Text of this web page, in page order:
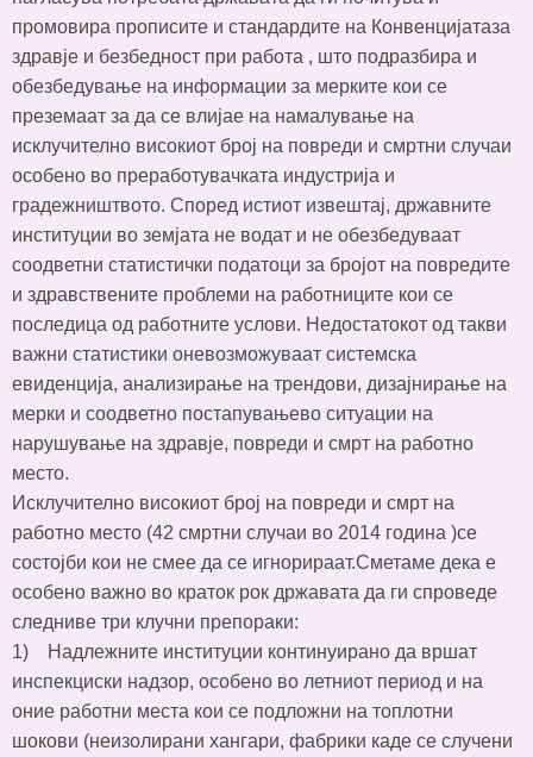
промовира прописите и стандардите на Конвенцијатаза
здравје и безбедност при работа , што подразбира и
обезбедување на информации за мерките кои се
преземаат за да се влијае на намалување на
исклучително високиот број на повреди и смртни случаи
особено во преработувачката индустрија и
градежништвото. Според истиот извештај, државните
институции во земјата не водат и не обезбедуваат
соодветни статистички податоци за бројот на повредите
и здравствените проблеми на работниците кои се
последица од работните услови. Недостатокот од такви
важни статистики оневозможуваат системска
евиденција, анализирање на трендови, дизајнирање на
мерки и соодветно постапувањево ситуации на
нарушување на здравје, повреди и смрт на работно
место.
Исклучително високиот број на повреди и смрт на
работно место (42 смртни случаи во 2014 година )се
состојби кои не смее да се игнорираат.Сметаме дека е
особено важно во краток рок државата да ги спроведе
следниве три клучни препораки:
1) Надлежните институции континуирано да вршат
инспекциски надзор, особено во летниот период и на
оние работни места кои се подложни на топлотни
шокови (неизолирани хангари, фабрики каде се случени